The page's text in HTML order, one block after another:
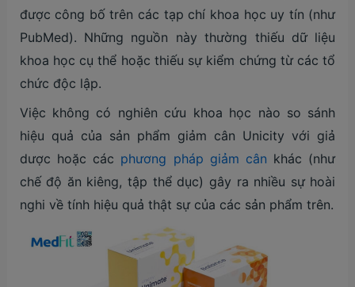
được công bố trên các tạp chí khoa học uy tín (như
PubMed). Những nguồn này thường thiếu dữ liệu
khoa học cụ thể hoặc thiếu sự kiểm chứng từ các tổ
chức độc lập.
Việc không có nghiên cứu khoa học nào so sánh
hiệu quả của sản phẩm giảm cân Unicity với giả
dược hoặc các phương pháp giảm cân khác (như
chế độ ăn kiêng, tập thể dục) gây ra nhiều sự hoài
nghi về tính hiệu quả thật sự của các sản phẩm trên.